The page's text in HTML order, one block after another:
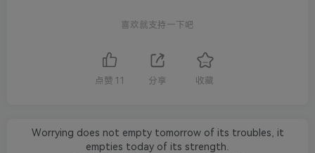
喜欢就支持一下吧
点赞 11 分享 收藏
Worrying does not empty tomorrow of its troubles, it
empties today of its strength.